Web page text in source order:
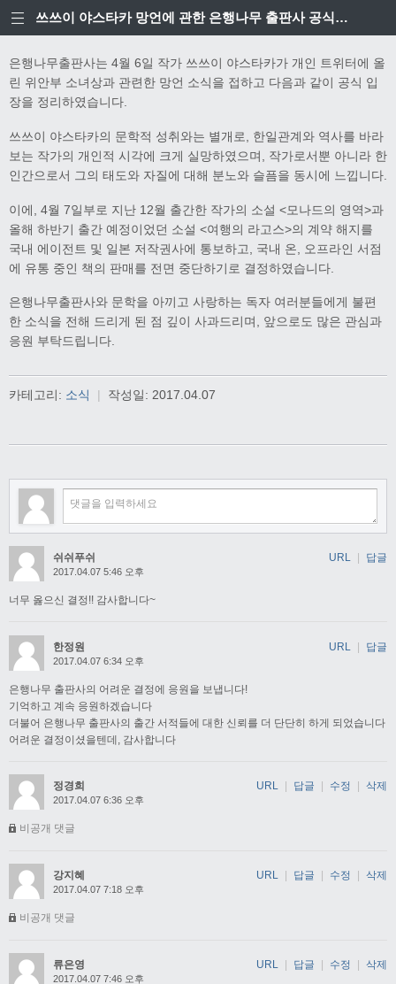
쓰쓰이 야스타카 망언에 관한 은행나무 출판사 공식입장
은행나무출판사는 4월 6일 작가 쓰쓰이 야스타카가 개인 트위터에 올
린 위안부 소녀상과 관련한 망언 소식을 접하고 다음과 같이 공식 입
장을 정리하였습니다.
쓰쓰이 야스타카의 문학적 성취와는 별개로, 한일관계와 역사를 바라
보는 작가의 개인적 시각에 크게 실망하였으며, 작가로서뿐 아니라 한
인간으로서 그의 태도와 자질에 대해 분노와 슬픔을 동시에 느낍니다.
이에, 4월 7일부로 지난 12월 출간한 작가의 소설 <모나드의 영역>과
올해 하반기 출간 예정이었던 소설 <여행의 라고스>의 계약 해지를
국내 에이전트 및 일본 저작권사에 통보하고, 국내 온, 오프라인 서점
에 유통 중인 책의 판매를 전면 중단하기로 결정하였습니다.
은행나무출판사와 문학을 아끼고 사랑하는 독자 여러분들에게 불편
한 소식을 전해 드리게 된 점 깊이 사과드리며, 앞으로도 많은 관심과
응원 부탁드립니다.
카테고리: 소식 | 작성일: 2017.04.07
쉬쉬푸쉬
2017.04.07 5:46 오후
너무 옳으신 결정!! 감사합니다~
URL | 답글
한정원
2017.04.07 6:34 오후
은행나무 출판사의 어려운 결정에 응원을 보냅니다!
기억하고 계속 응원하겠습니다
더불어 은행나무 출판사의 출간 서적들에 대한 신뢰를 더 단단히 하게 되었습니다
어려운 결정이셨을텐데, 감사합니다
URL | 답글
정경희
2017.04.07 6:36 오후
비공개 댓글
URL 답글 수정 삭제
강지혜
2017.04.07 7:18 오후
비공개 댓글
URL 답글 수정 삭제
류은영
2017.04.07 7:46 오후
URL 답글 수정 삭제